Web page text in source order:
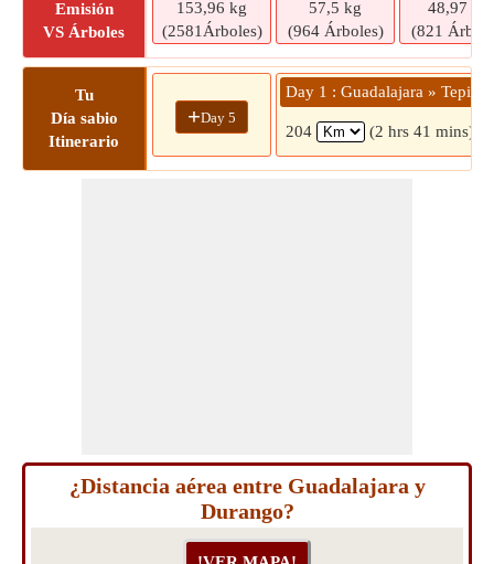
Emisión
VS Árboles
153,96 kg
(2581Árboles)
57,5 kg
(964 Árboles)
48,97 kg
(821
Tu
Día sabio
Itinerario
+Day 5
Day 1 : Guadalajara » Tepic
204 (2 hrs 41 mins)
¿Distancia aérea entre Guadalajara y
Durango?